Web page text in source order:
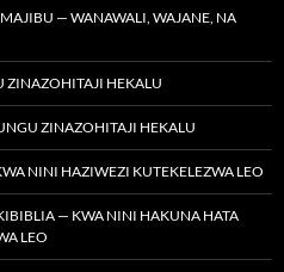
— WANAWALI, WAJANE, NA
ZINAZOHITAJI HEKALU
ZINAZOHITAJI HEKALU
NINI HAZIWEZI KUTEKELEZWA LEO
— KWA NINI HAKUNA HATA
LEO